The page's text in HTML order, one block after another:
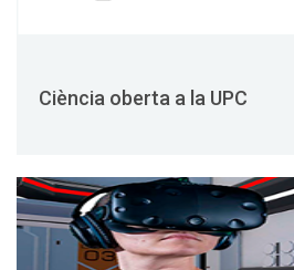
Ciència oberta a la UPC